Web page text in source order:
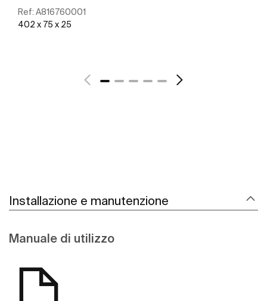
Ref: A816760001
402 x 75 x 25
Installazione e manutenzione
Manuale di utilizzo